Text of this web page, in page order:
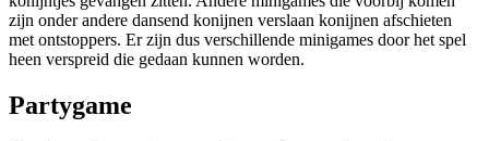
zijn onder andere dansend konijnen verslaan konijnen afschieten
met ontstoppers. Er zijn dus verschillende minigames door het spel
heen verspreid die gedaan kunnen worden.
Partygame